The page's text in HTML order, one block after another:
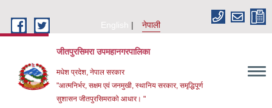
English
नेपाली
जीतपुरसिमरा उपमहानगरपालिका
मधेश प्रदेश, नेपाल सरकार
"आत्मनिर्भर, सक्षम एवं जनमुखी, स्थानिय सरकार, समृद्धिपूर्ण
सुशासन जीतपुरसिमराको आधार। "